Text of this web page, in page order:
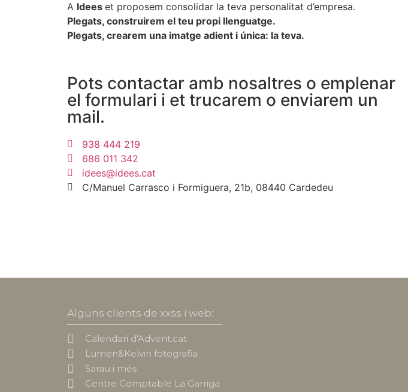
A Idees et proposem consolidar la teva personalitat d’empresa.
Plegats, construirem el teu propi llenguatge.
Plegats, crearem una imatge adient i única: la teva.
Pots contactar amb nosaltres o emplenar
el formulari i et trucarem o enviarem un
mail.
938 444 219
686 011 342
idees@idees.cat
C/Manuel Carrasco i Formiguera, 21b, 08440 Cardedeu
Alguns clients de xxss i web:
Calendari d'Advent.cat
Lumen&Kelvin fotografia
Sarau i més
Centre Comptable La Garriga